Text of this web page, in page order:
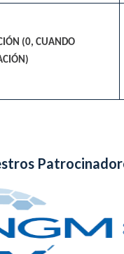
(0, CUANDO